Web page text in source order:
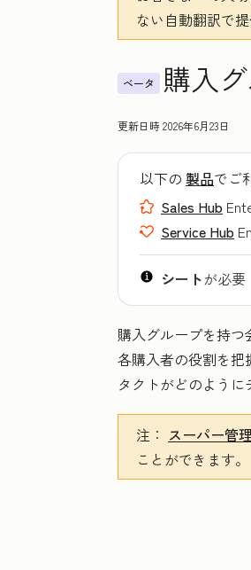
ない自動翻訳で
ベータ 購入
更新日時2026年6月23日
以下の 製品でご
Sales Hub
Service Hub
シートが必要
購入グループを持つ
各購入者の役割を把
タクトがどのように
注： スーパー管
ことができます。